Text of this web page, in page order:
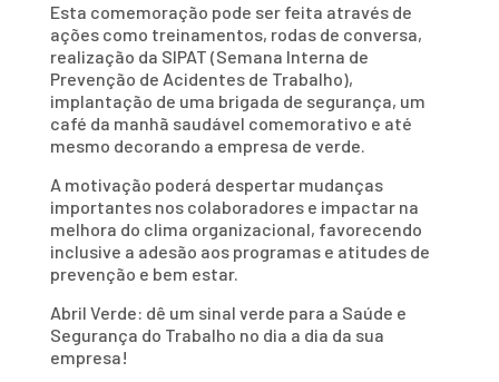
Esta comemoração pode ser feita através de
ações como treinamentos, rodas de conversa,
realização da SIPAT (Semana Interna de
Prevenção de Acidentes de Trabalho),
implantação de uma brigada de segurança, um
café da manhã saudável comemorativo e até
mesmo decorando a empresa de verde.
A motivação poderá despertar mudanças
importantes nos colaboradores e impactar na
melhora do clima organizacional, favorecendo
inclusive a adesão aos programas e atitudes de
prevenção e bem estar.
Abril Verde: dê um sinal verde para a Saúde e
Segurança do Trabalho no dia a dia da sua
empresa!